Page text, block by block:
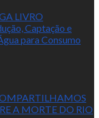
LIVRO
Captação e
para Consumo
A MORTE DO RIO